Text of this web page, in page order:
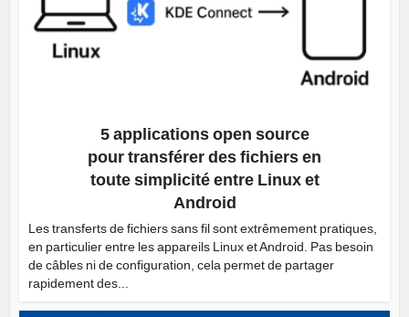
5 applications open source
pour transférer des fichiers en
toute simplicité entre Linux et
Android
Les transferts de fichiers sans fil sont extrêmement pratiques,
en particulier entre les appareils Linux et Android. Pas besoin
de câbles ni de configuration, cela permet de partager
rapidement des...